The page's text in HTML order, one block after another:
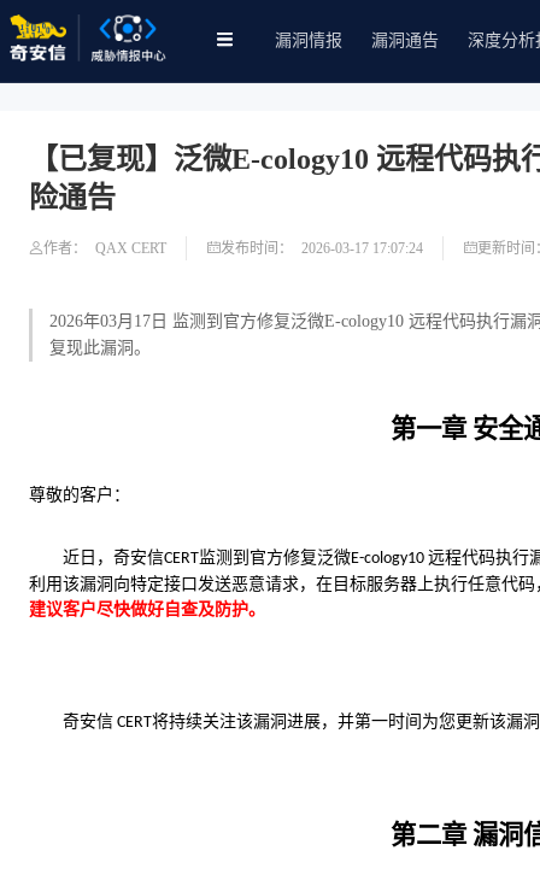
漏洞情报 漏洞通告 深度分析
【已复现】泛微E-cology10 远程代码执
险通告
作者： QAX CERT 发布时间： 2026-03-17 17:07:24 更新时
2026年03月17日 监测到官方修复泛微E-cology10 远程代码执行
复现此漏洞。
第一章 安全
尊敬的客户：
近日， 奇安信CERT监测到官方修复泛微E-cology10 远程代码执行
利用该漏洞向特定接口发送恶意请求，在目标服务器上执行任意代
建议客户尽快做好自查及防护。
奇安信 CERT将持续关注该漏洞进展，并第一时间为您更新该漏
第二章 漏洞